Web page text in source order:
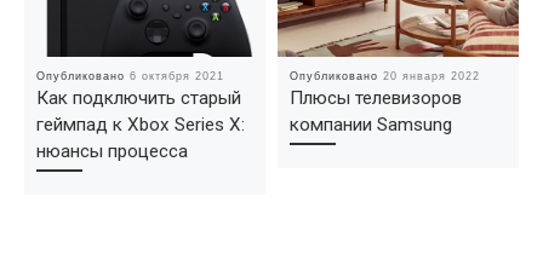
Опубликовано6 октября 2021
Как подключить старый
геймпад к Xbox Series X:
нюансы процесса
Опубликовано20 января 2022
Плюсы телевизоров
компании Samsung